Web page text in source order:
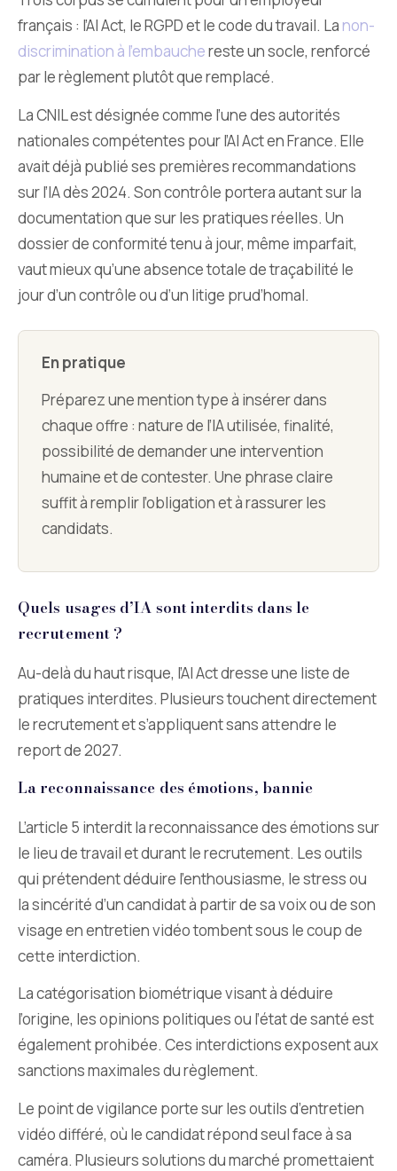
français : l’AI Act, le RGPD et le code du travail. La non-
discrimination à l’embauchereste un socle, renforcé
par le règlement plutôt que remplacé.
La CNIL est désignée comme l’une des autorités
nationales compétentes pour l’AI Act en France. Elle
avait déjà publié ses premières recommandations
sur l’IA dès 2024. Son contrôle portera autant sur la
documentation que sur les pratiques réelles. Un
dossier de conformité tenu à jour, même imparfait,
vaut mieux qu’une absence totale de traçabilité le
jour d’un contrôle ou d’un litige prud’homal.
En pratique
Préparez une mention type à insérer dans
chaque offre : nature de l’IA utilisée, finalité,
possibilité de demander une intervention
humaine et de contester. Une phrase claire
suffit à remplir l’obligation et à rassurer les
candidats.
Quels usages d’IA sont interdits dans le
recrutement ?
Au-delà du haut risque, l’AI Act dresse une liste de
pratiques interdites. Plusieurs touchent directement
le recrutement et s’appliquent sans attendre le
report de 2027.
La reconnaissance des émotions, bannie
L’article 5 interdit la reconnaissance des émotions sur
le lieu de travail et durant le recrutement. Les outils
qui prétendent déduire l’enthousiasme, le stress ou
la sincérité d’un candidat à partir de sa voix ou de son
visage en entretien vidéo tombent sous le coup de
cette interdiction.
La catégorisation biométrique visant à déduire
l’origine, les opinions politiques ou l’état de santé est
également prohibée. Ces interdictions exposent aux
sanctions maximales du règlement.
Le point de vigilance porte sur les outils d’entretien
vidéo différé, où le candidat répond seul face à sa
caméra. Plusieurs solutions du marché promettaient